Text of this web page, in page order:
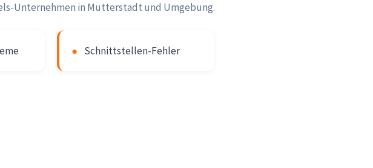
Unternehmen in Mutterstadt und Umgebung.
● Schnittstellen-Fehler